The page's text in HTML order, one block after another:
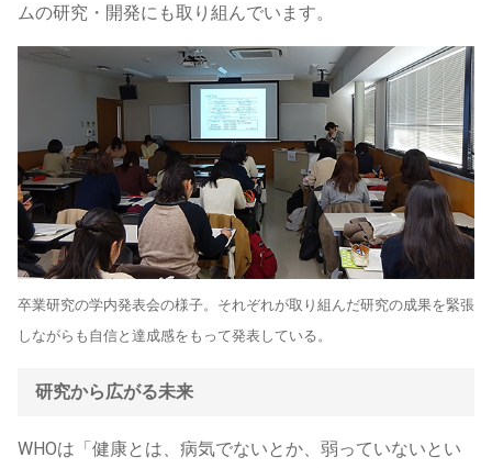
ムの研究・開発にも取り組んでいます。
卒業研究の学内発表会の様子。それぞれが取り組んだ研究の成果を緊張
しながらも自信と達成感をもって発表している。
研究から広がる未来
WHOは「健康とは、病気でないとか、弱っていないとい